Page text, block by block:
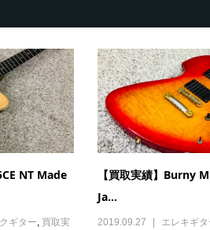
NT Made
ギター, 買取実
【買取実績】Burny
Ja...
2019.09.27 エレキギタ